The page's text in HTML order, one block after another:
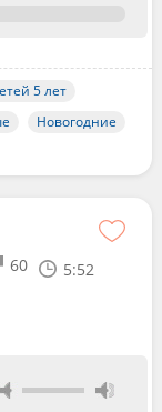
5 лет
Новогодние
60 5:52